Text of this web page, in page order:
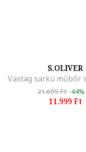
S.OLIVER
21.699 Ft -44%
11.999 Ft